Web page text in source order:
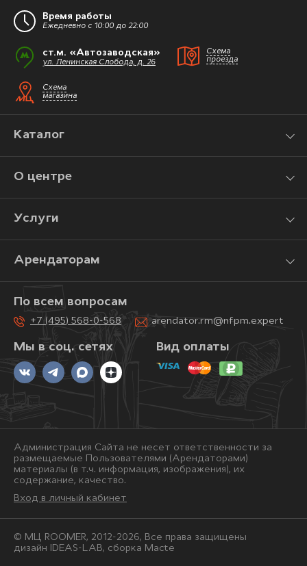
Время работы
Ежедневно с 10:00 до 22:00
ст.м. «Автозаводская»
ул. Ленинская Слобода, д. 26
Схема
проезда
Схема
магазина
Каталог
О центре
Услуги
Арендаторам
Мы в соц. сетях
По всем вопросам
+7 (495) 568-0-568 arendator.rm@nfpm.expert
Вид оплаты
Администрация Сайта не несет ответственности за
размещаемые Пользователями (Арендаторами)
материалы (в т.ч. информация, изображения), их
содержание, качество.
Вход в личный кабинет
© МЦ ROOMER, 2012-2026, Bce права защищены
дизайн IDEAS-LAB, сборка Macte